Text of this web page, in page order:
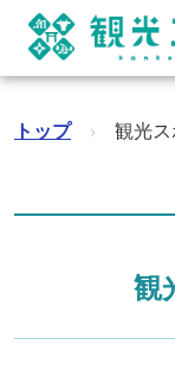
トップ › 観光ス
観